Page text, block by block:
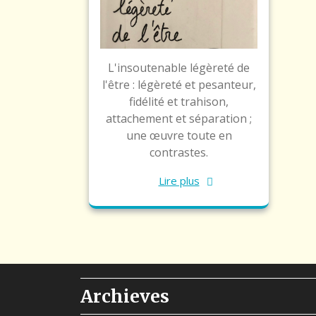
L'insoutenable légèreté de
l'être : légèreté et pesanteur,
fidélité et trahison,
attachement et séparation ;
une œuvre toute en
contrastes.
Lire plus
Archieves